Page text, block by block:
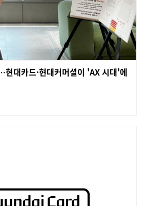
대카드·현대커머셜이 'AX 시대'에